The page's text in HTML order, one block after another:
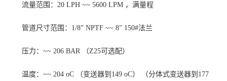
流量范围：20 LPH ~~ 5600 LPM ，满量程
管道尺寸范围：1/8” NPTF ~~ 8” 150#法兰
压力：~~ 206 BAR （Z25可选配）
温度：~~ 204 oC （变送器到149 oC） （分体式变送器到177